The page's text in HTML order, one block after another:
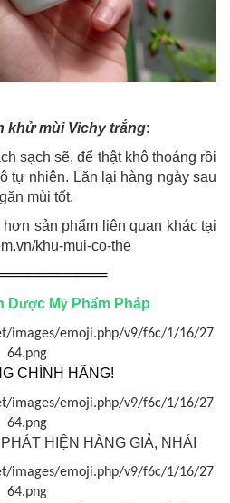
khử mùi Vichy trắng:
sạch sẽ, để thật khô thoáng rồi
tự nhiên. Lăn lại hàng ngày sau
mùi tốt.
sản phẩm liên quan khác tại
khu-mui-co-the
Dược Mỹ Phẩm Pháp
CHÍNH HÃNG!
HIỆN HÀNG GIẢ, NHÁI